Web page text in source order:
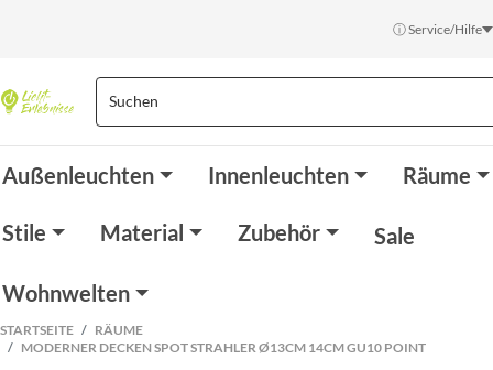
ⓘ Service/Hilfe
Außenleuchten Innenleuchten Räume
Stile Material Zubehör Sale
Wohnwelten
STARTSEITE
RÄUME
MODERNER DECKEN SPOT STRAHLER Ø13CM 14CM GU10 POINT